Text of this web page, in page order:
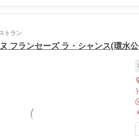
トラン
フランセーズ ラ・シャンス(環水